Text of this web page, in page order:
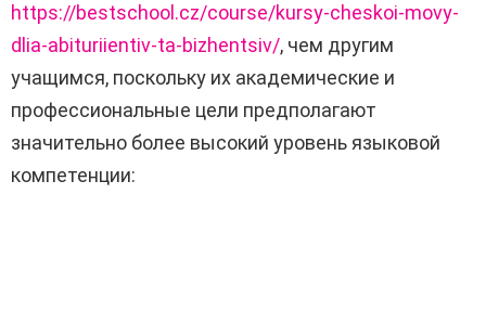
https://bestschool.cz/course/kursy-cheskoi-movy-
dlia-abituriientiv-ta-bizhentsiv/, чем другим
учащимся, поскольку их академические и
профессиональные цели предполагают
значительно более высокий уровень языковой
компетенции: